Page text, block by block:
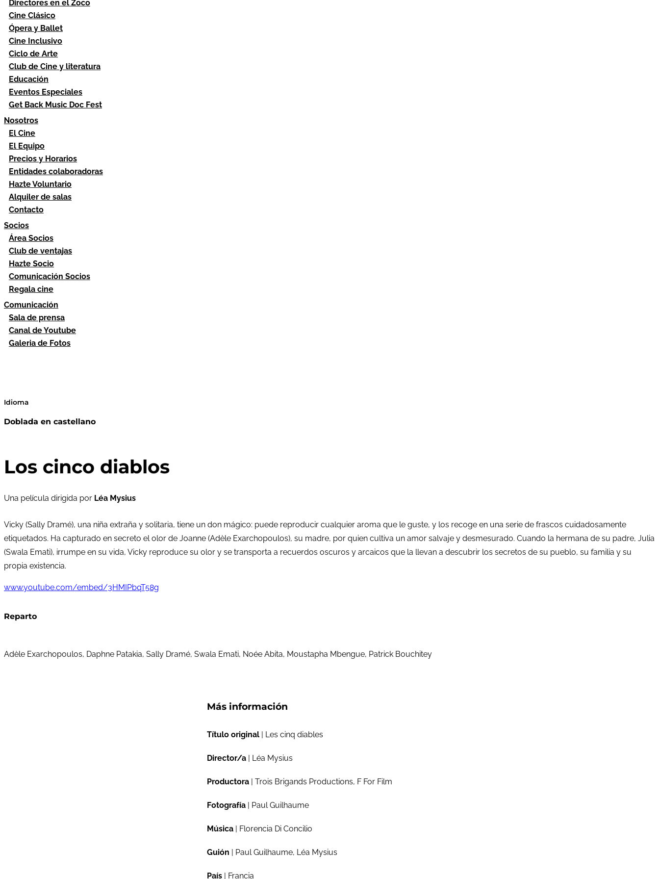
Directores en el Zoco
Cine Clásico
Ópera y Ballet
Cine Inclusivo
Ciclo de Arte
Club de Cine y literatura
Educación
Eventos Especiales
Get Back Music Doc Fest
Nosotros
El Cine
El Equipo
Precios y Horarios
Entidades colaboradoras
Hazte Voluntario
Alquiler de salas
Contacto
Socios
Área Socios
Club de ventajas
Hazte Socio
Comunicación Socios
Regala cine
Comunicación
Sala de prensa
Canal de Youtube
Galeria de Fotos
Idioma
Doblada en castellano
Los cinco diablos
Una película dirigida por Léa Mysius
Vicky (Sally Dramé), una niña extraña y solitaria, tiene un don mágico: puede reproducir cualquier aroma que le guste, y los recoge en una serie de frascos cuidadosamente
etiquetados. Ha capturado en secreto el olor de Joanne (Adèle Exarchopoulos), su madre, por quien cultiva un amor salvaje y desmesurado. Cuando la hermana de su padre, Julia
(Swala Emati), irrumpe en su vida, Vicky reproduce su olor y se transporta a recuerdos oscuros y arcaicos que la llevan a descubrir los secretos de su pueblo, su familia y su
propia existencia.
www.youtube.com/embed/3HMIPbqT58g
Reparto
Adèle Exarchopoulos, Daphne Patakia, Sally Dramé, Swala Emati, Noée Abita, Moustapha Mbengue, Patrick Bouchitey
Más información
Título original | Les cinq diables
Director/a | Léa Mysius
Productora | Trois Brigands Productions, F For Film
Fotografía | Paul Guilhaume
Música | Florencia Di Concilio
Guión | Paul Guilhaume, Léa Mysius
País | Francia